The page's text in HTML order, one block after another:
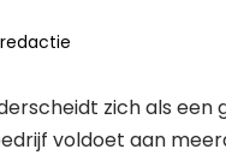
zich als
voldoet aan